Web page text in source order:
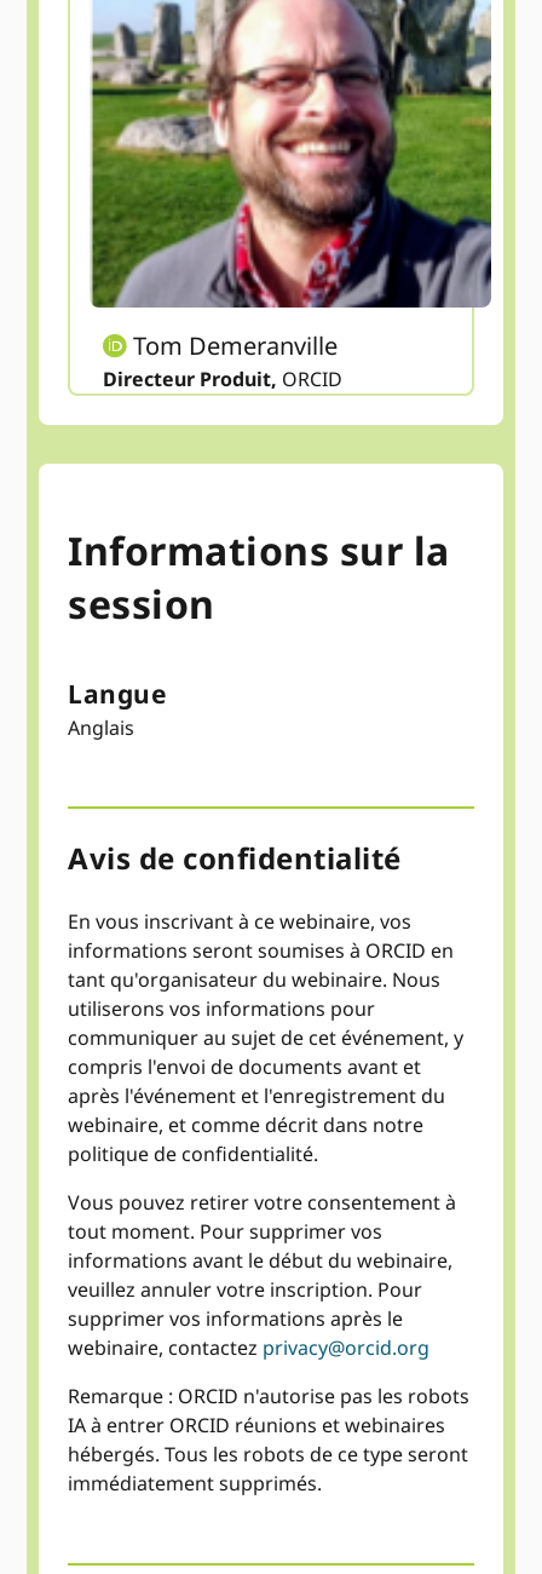
Tom Demeranville
Directeur Produit, ORCID
Informations sur la
session
Langue
Anglais
Avis de confidentialité
En vous inscrivant à ce webinaire, vos
informations seront soumises à ORCID en
tant qu'organisateur du webinaire. Nous
utiliserons vos informations pour
communiquer au sujet de cet événement, y
compris l'envoi de documents avant et
après l'événement et l'enregistrement du
webinaire, et comme décrit dans notre
politique de confidentialité.
Vous pouvez retirer votre consentement à
tout moment. Pour supprimer vos
informations avant le début du webinaire,
veuillez annuler votre inscription. Pour
supprimer vos informations après le
webinaire, contactez privacy@orcid.org
Remarque : ORCID n'autorise pas les robots
IA à entrer ORCID réunions et webinaires
hébergés. Tous les robots de ce type seront
immédiatement supprimés.